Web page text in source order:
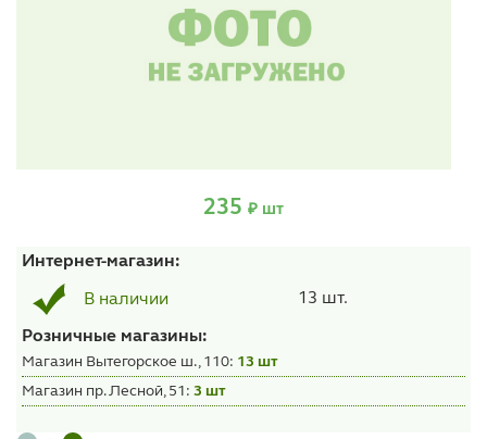
235 ₽ шт
Интернет-магазин:
В наличии 13 шт.
Розничные магазины:
Магазин Вытегорское ш., 110: 13 шт
Магазин пр. Лесной, 51: 3 шт